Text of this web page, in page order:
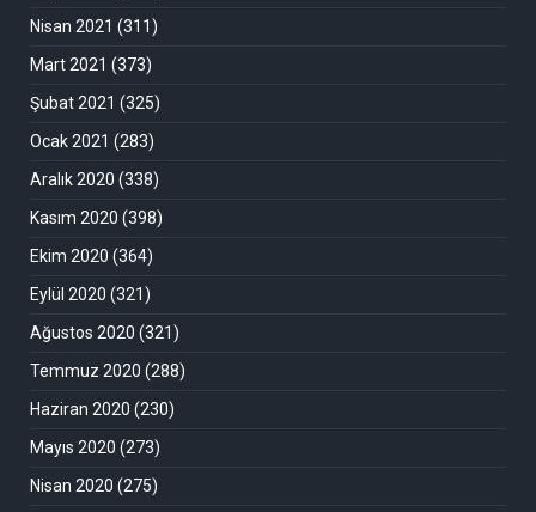
Nisan 2021 (311)
Mart 2021 (373)
Şubat 2021 (325)
Ocak 2021 (283)
Aralık 2020 (338)
Kasım 2020 (398)
Ekim 2020 (364)
Eylül 2020 (321)
Ağustos 2020 (321)
Temmuz 2020 (288)
Haziran 2020 (230)
Mayıs 2020 (273)
Nisan 2020 (275)